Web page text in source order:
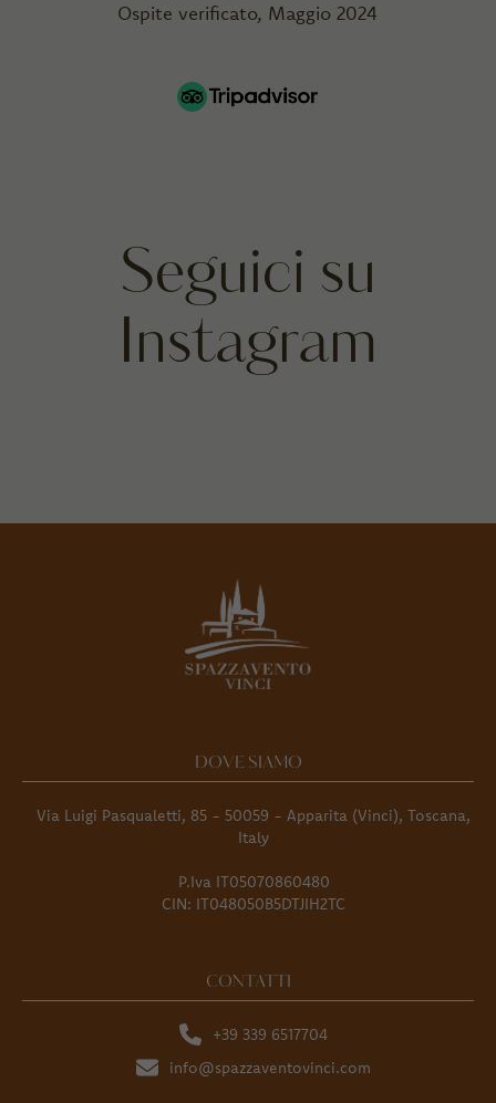
Ospite verificato, Maggio 2024
Seguici su
Instagram
DOVE SIAMO
Via Luigi Pasqualetti, 85 - 50059 - Apparita (Vinci), Toscana,
Italy
P.Iva IT05070860480
CIN: IT048050B5DTJIH2TC
CONTATTI
+39 339 6517704
info@spazzaventovinci.com